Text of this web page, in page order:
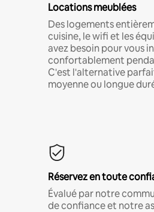
Locations meublées
Des logements
cuisine, le wifi et les
avez besoin pour vous
confortablement
C'est l'alternative
moyenne ou longue
Réservez en toute
Évalué par notre
de confiance et notre